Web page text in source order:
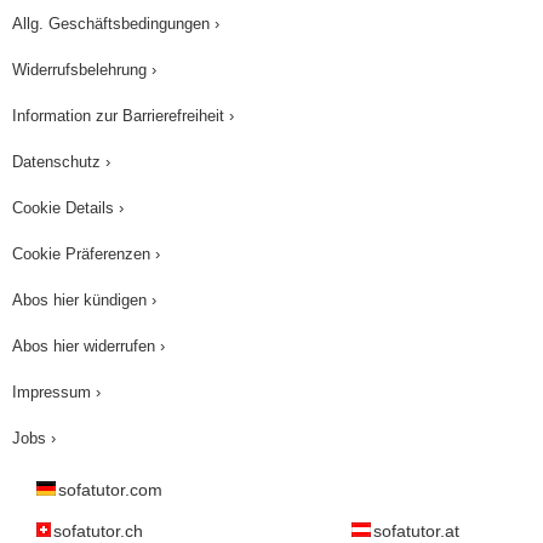
Allg. Geschäftsbedingungen ›
Widerrufsbelehrung ›
Information zur Barrierefreiheit ›
Datenschutz ›
Cookie Details ›
Cookie Präferenzen ›
Abos hier kündigen ›
Abos hier widerrufen ›
Impressum ›
Jobs ›
sofatutor.com
sofatutor.ch sofatutor.at